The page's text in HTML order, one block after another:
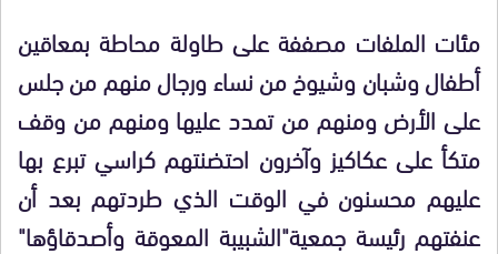
مئات الملفات مصففة على طاولة محاطة بمعاقين
أطفال وشبان وشيوخ من نساء ورجال منهم من جلس
على الأرض ومنهم من تمدد عليها ومنهم من وقف
متكأ على عكاكيز وآخرون احتضنتهم كراسي تبرع بها
عليهم محسنون في الوقت الذي طردتهم بعد أن
عنفتهم رئيسة جمعية"الشبيبة المعوقة وأصدقاؤها"